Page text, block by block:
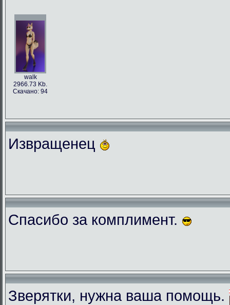
walk
2966.73 Kb.
Скачано: 94
Извращенец
Спасибо за комплимент.
Зверятки, нужна ваша помощь.